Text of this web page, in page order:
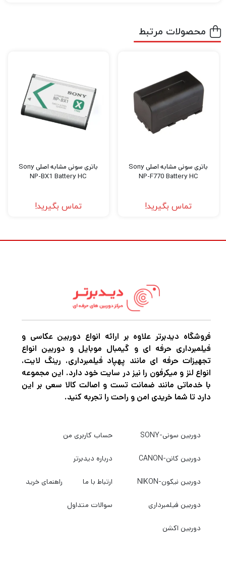
فیلمبرداری را تجربه کنید نیاز به دوربین‌های
باکیفیت و مجهز برای عکاسی و فیلمبرداری دارید.
فیلمبرداری، پهپاد فیلمبرداری، گیمبال دوربین
،گیمبال موبایل و هر نوع تجهیزات آتلیه را با
بهترین کیفیت و قیمت خریداری کنید بهدیدبرتر
سربزنید.
محصولات مرتبط
باتری سونی مشابه اصلی Sony
NP-F770 Battery HC
تماس بگیرید!
باتری سونی مشابه اصلی Sony
NP-BX1 Battery HC
تماس بگیرید!
فروشگاه دیدبرتر علاوه بر ارائه انواع دوربین عکاسی و
فیلمبرداری حرفه ای و گیمبال موبایل و دوربین انواع
تجهیزات حرفه ای مانند پهپاد فیلمبرداری، رینگ لایت،
انواع لنز و میکرفون را نیز در سایت خود دارد. این مجموعه
با خدماتی مانند ضمانت تست و اصالت کالا سعی بر این
دارد تا شما خریدی امن و راحت را تجربه کنید.
دوربین سونی-SONY
دوربین کانن-CANON
دوربین نیکون-NIKON
دوربین فیلمبرداری
دوربین اکشن
حساب کاربری من
درباره دیدبرتر
ارتباط با ما راهنمای خرید
سوالات متداول